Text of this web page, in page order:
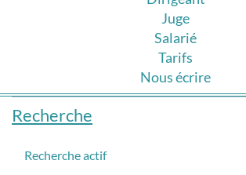
Juge
Salarié
Tarifs
Nous écrire
Recherche
Recherche actif